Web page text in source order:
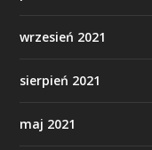
wrzesień 2021
sierpień 2021
maj 2021